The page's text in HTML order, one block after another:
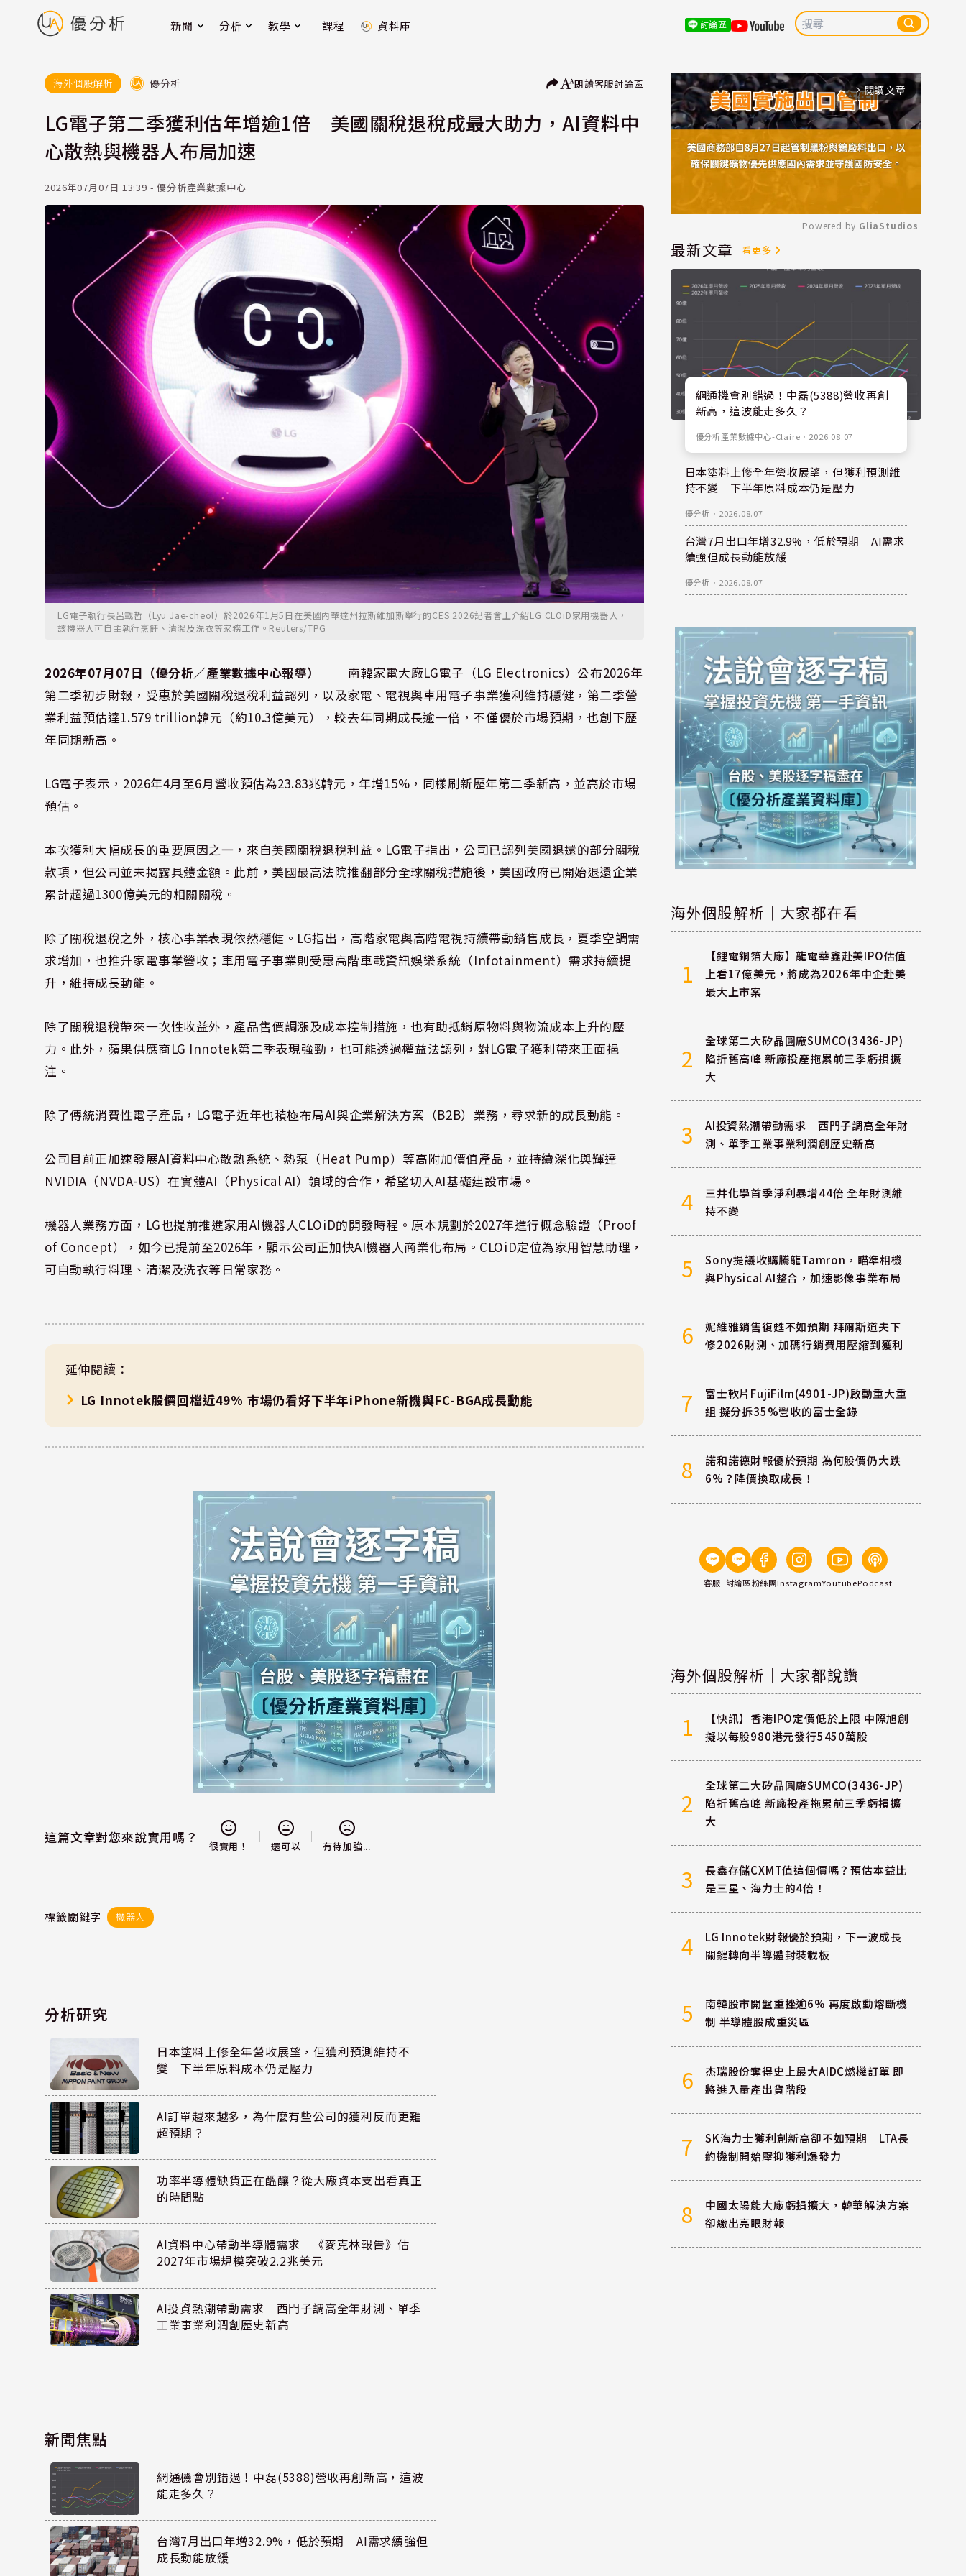
新聞 分析 教學 課程 資料庫 討論區
海外個股解析 優分析 朗讀客服討論區
LG電子第二季獲利估年增逾1倍 美國關稅退稅成最大助力，AI資料中
心散熱與機器人布局加速
2026年07月07日 13:39 - 優分析產業數據中心
LG電子執行長呂載哲（Lyu Jae-cheol）於2026年1月5日在美國內華達州拉斯維加斯舉行的CES 2026記者會上介紹LG CLOiD家用機器人，
該機器人可自主執行烹飪、清潔及洗衣等家務工作。Reuters/TPG
2026年07月07日（優分析／產業數據中心報導） ⸺ 南韓家電大廠LG電子（LG Electronics）公布2026年
第二季初步財報，受惠於美國關稅退稅利益認列，以及家電、電視與車用電子事業獲利維持穩健，第二季營
業利益預估達1.579 trillion韓元（約10.3億美元），較去年同期成長逾一倍，不僅優於市場預期，也創下歷
年同期新高。
LG電子表示，2026年4月至6月營收預估為23.83兆韓元，年增15%，同樣刷新歷年第二季新高，並高於市場
預估。
本次獲利大幅成長的重要原因之一，來自美國關稅退稅利益。LG電子指出，公司已認列美國退還的部分關稅
款項，但公司並未揭露具體金額。此前，美國最高法院推翻部分全球關稅措施後，美國政府已開始退還企業
累計超過1300億美元的相關關稅。
除了關稅退稅之外，核心事業表現依然穩健。LG指出，高階家電與高階電視持續帶動銷售成長，夏季空調需
求增加，也推升家電事業營收；車用電子事業則受惠高階車載資訊娛樂系統（Infotainment）需求持續提
升，維持成長動能。
除了關稅退稅帶來一次性收益外，產品售價調漲及成本控制措施，也有助抵銷原物料與物流成本上升的壓
力。此外，蘋果供應商LG Innotek第二季表現強勁，也可能透過權益法認列，對LG電子獲利帶來正面挹
注。
除了傳統消費性電子產品，LG電子近年也積極布局AI與企業解決方案（B2B）業務，尋求新的成長動能。
公司目前正加速發展AI資料中心散熱系統、熱泵（Heat Pump）等高附加價值產品，並持續深化與輝達
NVIDIA（NVDA-US）在實體AI（Physical AI）領域的合作，希望切入AI基礎建設市場。
機器人業務方面，LG也提前推進家用AI機器人CLOiD的開發時程。原本規劃於2027年進行概念驗證（Proof
of Concept），如今已提前至2026年，顯示公司正加快AI機器人商業化布局。CLOiD定位為家用智慧助理，
可自動執行料理、清潔及洗衣等日常家務。
延伸閱讀：
LG Innotek股價回檔近49% 市場仍看好下半年iPhone新機與FC-BGA成長動能
這篇文章對您來說實用嗎？
很實用！ 還可以 有待加強...
標籤關鍵字 機器人
分析研究
日本塗料上修全年營收展望，但獲利預測維持不
變 下半年原料成本仍是壓力
AI訂單越來越多，為什麼有些公司的獲利反而更難
超預期？
功率半導體缺貨正在醞釀？從大廠資本支出看真正
的時間點
AI資料中心帶動半導體需求 《麥克林報告》估
2027年市場規模突破2.2兆美元
AI投資熱潮帶動需求 西門子調高全年財測、單季
工業事業利潤創歷史新高
新聞焦點
網通機會別錯過！中磊(5388)營收再創新高，這波
能走多久？
台灣7月出口年增32.9%，低於預期 AI需求續強但
成長動能放緩
arrow_forward_ios 閱讀文章
Mute
Powered by GliaStudios
最新文章 看更多
網通機會別錯過！中磊(5388)營收再創
新高，這波能走多久？
優分析產業數據中心-Claire ． 2026.08.07
日本塗料上修全年營收展望，但獲利預測維
持不變 下半年原料成本仍是壓力
優分析 ． 2026.08.07
台灣7月出口年增32.9%，低於預期 AI需求
續強但成長動能放緩
優分析 ． 2026.08.07
海外個股解析｜大家都在看
1
【鋰電銅箔大廠】龍電華鑫赴美IPO估值
上看17億美元，將成為2026年中企赴美
最大上市案
2
全球第二大矽晶圓廠SUMCO(3436-JP)
陷折舊高峰 新廠投產拖累前三季虧損擴
大
3
AI投資熱潮帶動需求 西門子調高全年財
測、單季工業事業利潤創歷史新高
4
三井化學首季淨利暴增44倍 全年財測維
持不變
5
Sony提議收購騰龍Tamron，瞄準相機
與Physical AI整合，加速影像事業布局
6
妮維雅銷售復甦不如預期 拜爾斯道夫下
修2026財測、加碼行銷費用壓縮到獲利
7
富士軟片FujiFilm(4901-JP)啟動重大重
組 擬分拆35%營收的富士全錄
8
諾和諾德財報優於預期 為何股價仍大跌
6%？降價換取成長！
客服 討論區粉絲團InstagramYoutubePodcast
海外個股解析｜大家都說讚
1
【快訊】香港IPO定價低於上限 中際旭創
擬以每股980港元發行5450萬股
2
全球第二大矽晶圓廠SUMCO(3436-JP)
陷折舊高峰 新廠投產拖累前三季虧損擴
大
3
長鑫存儲CXMT值這個價嗎？預估本益比
是三星、海力士的4倍！
4
LG Innotek財報優於預期，下一波成長
關鍵轉向半導體封裝載板
5
南韓股市開盤重挫逾6% 再度啟動熔斷機
制 半導體股成重災區
6
杰瑞股份奪得史上最大AIDC燃機訂單 即
將進入量產出貨階段
7
SK海力士獲利創新高卻不如預期 LTA長
約機制開始壓抑獲利爆發力
8
中國太陽能大廠虧損擴大，韓華解決方案
卻繳出亮眼財報